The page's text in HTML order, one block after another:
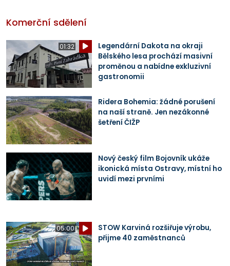
Komerční sdělení
01:32
Legendární Dakota na okraji
Bělského lesa prochází masivní
proměnou a nabídne exkluzivní
gastronomii
Ridera Bohemia: žádné porušení
na naší straně. Jen nezákonné
šetření ČIŽP
Nový český film Bojovník ukáže
ikonická místa Ostravy, místní ho
uvidí mezi prvními
05:00
STOW Karviná rozšiřuje výrobu,
přijme 40 zaměstnanců